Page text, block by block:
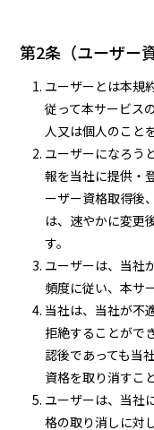
第2条（ユーザー資
ユーザーとは本規
従って本サービス
人又は個人のこと
ユーザーになろう
報を当社に提供・
ーザー資格取得後
は、速やかに変更
す。
ユーザーは、当社
頻度に従い、本サ
当社は、当社が不
拒絶することがで
認後であっても当
資格を取り消すこ
ユーザーは、当社
格の取り消しに対